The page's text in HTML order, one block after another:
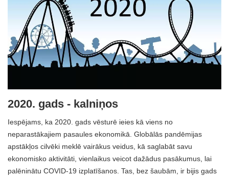
2020. gads - kalniņos
Iespējams, ka 2020. gads vēsturē ieies kā viens no
neparastākajiem pasaules ekonomikā. Globālās pandēmijas
apstākļos cilvēki meklē vairākus veidus, kā saglabāt savu
ekonomisko aktivitāti, vienlaikus veicot dažādus pasākumus, lai
palēninātu COVID-19 izplatīšanos. Tas, bez šaubām, ir bijis gads